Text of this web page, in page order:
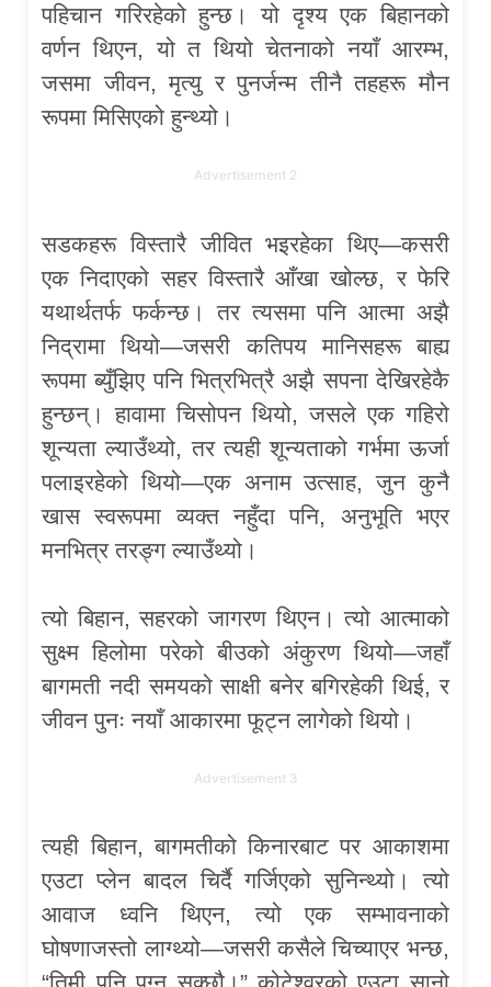
पहिचान गरिरहेको हुन्छ। यो दृश्य एक बिहानको
वर्णन थिएन, यो त थियो चेतनाको नयाँ आरम्भ,
जसमा जीवन, मृत्यु र पुनर्जन्म तीनै तहहरू मौन
रूपमा मिसिएको हुन्थ्यो।
Advertisement 2
सडकहरू विस्तारै जीवित भइरहेका थिए—कसरी
एक निदाएको सहर विस्तारै आँखा खोल्छ, र फेरि
यथार्थतर्फ फर्कन्छ। तर त्यसमा पनि आत्मा अझै
निद्रामा थियो—जसरी कतिपय मानिसहरू बाह्य
रूपमा ब्युँझिए पनि भित्रभित्रै अझै सपना देखिरहेकै
हुन्छन्। हावामा चिसोपन थियो, जसले एक गहिरो
शून्यता ल्याउँथ्यो, तर त्यही शून्यताको गर्भमा ऊर्जा
पलाइरहेको थियो—एक अनाम उत्साह, जुन कुनै
खास स्वरूपमा व्यक्त नहुँदा पनि, अनुभूति भएर
मनभित्र तरङ्ग ल्याउँथ्यो।
त्यो बिहान, सहरको जागरण थिएन। त्यो आत्माको
सुक्ष्म हिलोमा परेको बीउको अंकुरण थियो—जहाँ
बागमती नदी समयको साक्षी बनेर बगिरहेकी थिई, र
जीवन पुनः नयाँ आकारमा फूट्न लागेको थियो।
Advertisement 3
त्यही बिहान, बागमतीको किनारबाट पर आकाशमा
एउटा प्लेन बादल चिर्दै गर्जिएको सुनिन्थ्यो। त्यो
आवाज ध्वनि थिएन, त्यो एक सम्भावनाको
घोषणाजस्तो लाग्थ्यो—जसरी कसैले चिच्याएर भन्छ,